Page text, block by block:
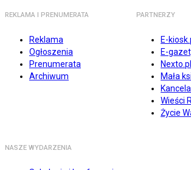
REKLAMA I PRENUMERATA
Reklama
Ogłoszenia
Prenumerata
Archiwum
PARTNERZY
E-
E-
Nexto.pl
Mała
Wieści
Życie
NASZE WYDARZENIA